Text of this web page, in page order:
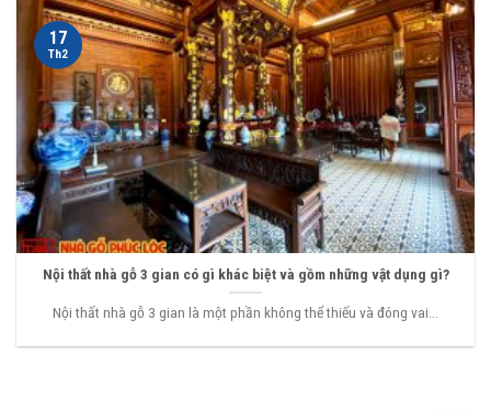
Nội thất nhà gỗ 3 gian có gì khác biệt và gồm những vật dụng gì?
Nội thất nhà gỗ 3 gian là một phần không thể thiếu và đóng vai...
17
Th2